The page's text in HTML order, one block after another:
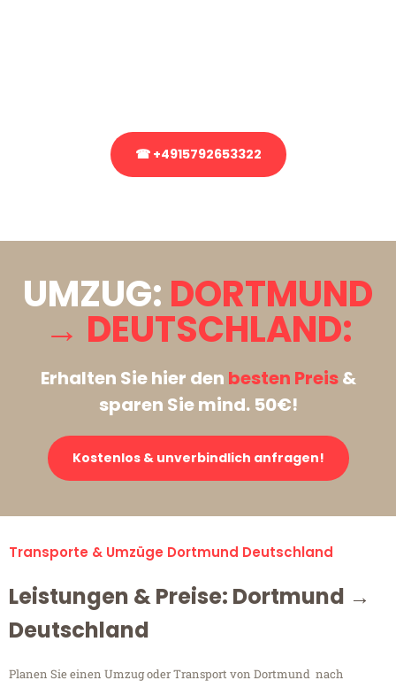
☎ +4915792653322
UMZUG: DORTMUND
→ DEUTSCHLAND:
Erhalten Sie hier den besten Preis&
sparen Sie mind. 50€!
Kostenlos & unverbindlich anfragen!
Transporte & Umzüge Dortmund Deutschland
Leistungen & Preise: Dortmund →
Deutschland
Planen Sie einen Umzug oder Transport von Dortmund nach